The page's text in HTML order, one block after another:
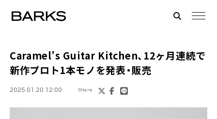
Caramel’s Guitar Kitchen、12ヶ月連続で
新作プロト1本モノを発表・販売
2025.01.20 12:00 Share